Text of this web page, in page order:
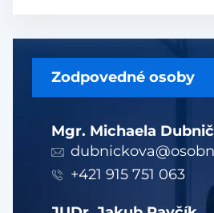
Zodpovedné osoby
Mgr. Michaela
+421 915 751 063